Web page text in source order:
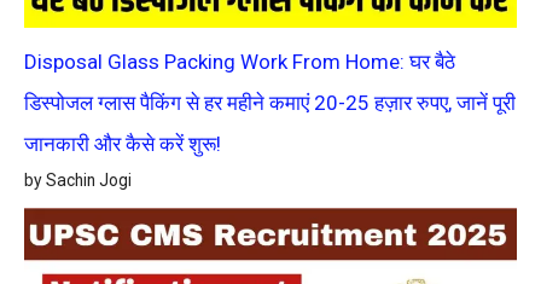
Disposal Glass Packing Work From Home: घर बैठे
डिस्पोजल ग्लास पैकिंग से हर महीने कमाएं 20-25 हज़ार रुपए, जानें पूरी
जानकारी और कैसे करें शुरू!
by Sachin Jogi